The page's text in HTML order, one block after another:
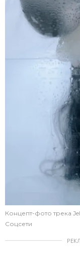
Концепт-фото трека
Соцсети